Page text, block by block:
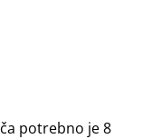
potrebno je 8